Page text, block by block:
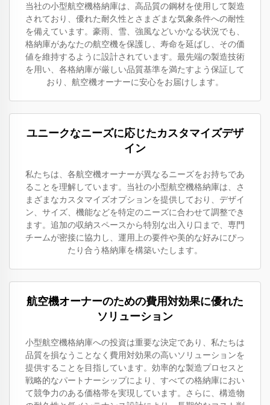
当社の小型航空機格納庫は、高品質の鋼材を使用して製造
されており、優れた耐久性とさまざまな気象条件への耐性
を備えています。豪雨、雪、強風などいかなる状況でも、
格納庫があなたの航空機を保護し、寿命を延ばし、その価
値を維持するように設計されています。最先端の製造技術
を用い、各格納庫が厳しい品質基準を満たすよう保証して
おり、航空機オーナーに安心をお届けします。
ユニークなニーズに応じたカスタマイズデザ
イン
私たちは、各航空機オーナーが異なるニーズをお持ちであ
ることを理解しています。当社の小型航空機格納庫は、さ
まざまなカスタマイズオプションを提供しており、デザイ
ン、サイズ、機能などを特定のニーズに合わせて調整でき
ます。追加の収納スペースから特別な出入り口まで、専門
チームが密接に協力し、運用上の要件や美的な好みにぴっ
たり合う格納庫を構築いたします。
航空機オーナーのための費用対効果に優れた
ソリューション
小型航空機格納庫への投資は重要な決定であり、私たちは
品質を損なうことなく費用対効果の高いソリューションを
提供することを目指しています。効率的な製造プロセスと
戦略的なパートナーシップにより、すべての格納庫におい
て競争力のある価格帯を実現しています。さらに、構造物